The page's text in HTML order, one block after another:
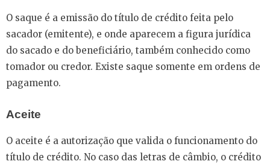
O saque é a emissão do título de crédito feita pelo
sacador (emitente), e onde aparecem a figura jurídica
do sacado e do beneficiário, também conhecido como
tomador ou credor. Existe saque somente em ordens de
pagamento.
Aceite
O aceite é a autorização que valida o funcionamento do
título de crédito. No caso das letras de câmbio, o crédito